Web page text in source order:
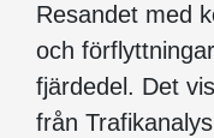
Resandet med
och
fjärdedel. Det
från